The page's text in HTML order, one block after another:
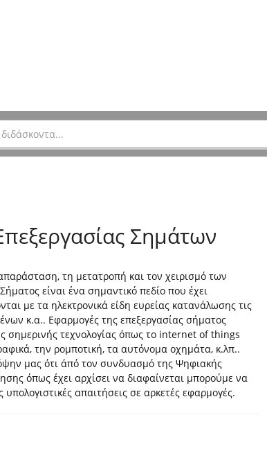
Σημάτων
τη μετατροπή και τον χειρισμό των
είναι ένα σημαντικό πεδίο που έχει
με τα ηλεκτρονικά είδη ευρείας κατανάλωσης τις
κ.α.. Εφαρμογές της επεξεργασίας σήματος
σημερινής τεχνολογίας όπως το internet of things
την ρομποτική, τα αυτόνομα οχημάτα, κ.λπ..
μας ότι άπό τον συνδυασμό της Ψηφιακής
όπως έχει αρχίσει να διαφαίνεται μπορούμε να
απαιτήσεις σε αρκετές εφαρμογές.